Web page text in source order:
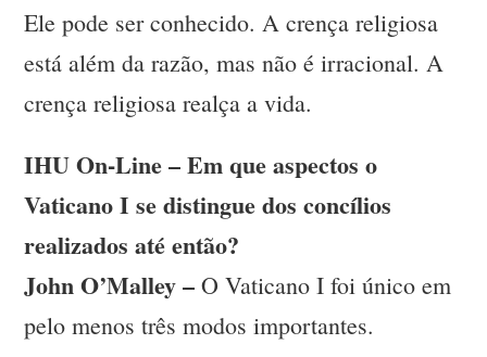
Ele pode ser conhecido. A crença religiosa
está além da razão, mas não é irracional. A
crença religiosa realça a vida.
IHU On-Line – Em que aspectos o
Vaticano I se distingue dos concílios
realizados até então?
John O’Malley – O Vaticano I foi único em
pelo menos três modos importantes.